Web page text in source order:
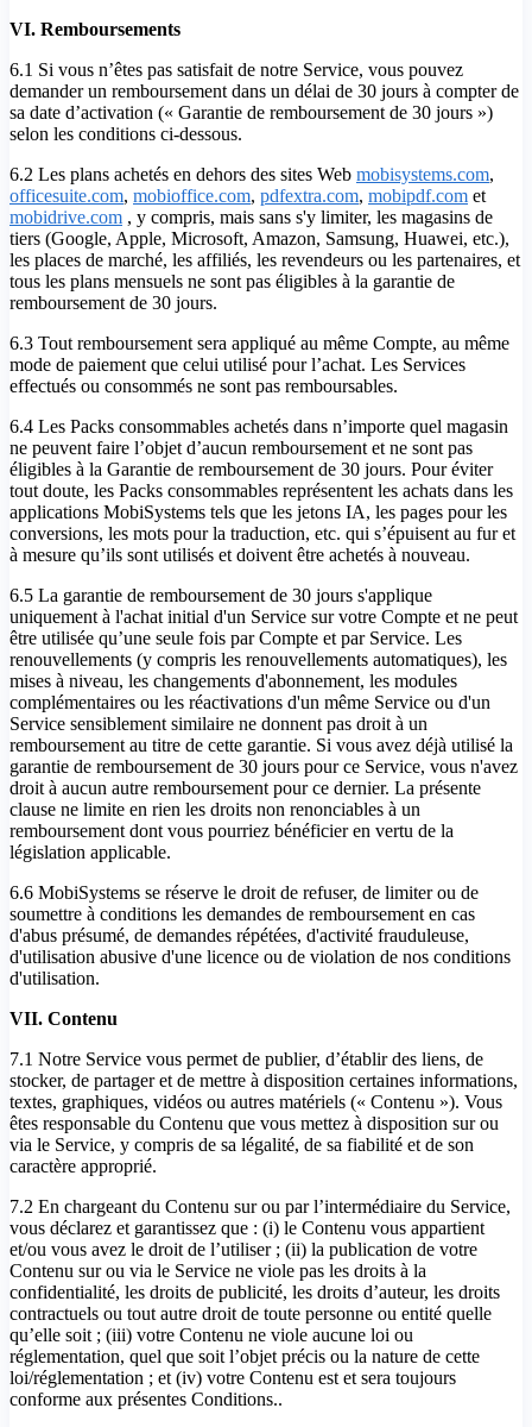
VI. Remboursements
6.1 Si vous n’êtes pas satisfait de notre Service, vous pouvez
demander un remboursement dans un délai de 30 jours à compter de
sa date d’activation (« Garantie de remboursement de 30 jours »)
selon les conditions ci-dessous.
6.2 Les plans achetés en dehors des sites Web mobisystems.com,
officesuite.com, mobioffice.com, pdfextra.com, mobipdf.com et
mobidrive.com , y compris, mais sans s'y limiter, les magasins de
tiers (Google, Apple, Microsoft, Amazon, Samsung, Huawei, etc.),
les places de marché, les affiliés, les revendeurs ou les partenaires, et
tous les plans mensuels ne sont pas éligibles à la garantie de
remboursement de 30 jours.
6.3 Tout remboursement sera appliqué au même Compte, au même
mode de paiement que celui utilisé pour l’achat. Les Services
effectués ou consommés ne sont pas remboursables.
6.4 Les Packs consommables achetés dans n’importe quel magasin
ne peuvent faire l’objet d’aucun remboursement et ne sont pas
éligibles à la Garantie de remboursement de 30 jours. Pour éviter
tout doute, les Packs consommables représentent les achats dans les
applications MobiSystems tels que les jetons IA, les pages pour les
conversions, les mots pour la traduction, etc. qui s’épuisent au fur et
à mesure qu’ils sont utilisés et doivent être achetés à nouveau.
6.5 La garantie de remboursement de 30 jours s'applique
uniquement à l'achat initial d'un Service sur votre Compte et ne peut
être utilisée qu’une seule fois par Compte et par Service. Les
renouvellements (y compris les renouvellements automatiques), les
mises à niveau, les changements d'abonnement, les modules
complémentaires ou les réactivations d'un même Service ou d'un
Service sensiblement similaire ne donnent pas droit à un
remboursement au titre de cette garantie. Si vous avez déjà utilisé la
garantie de remboursement de 30 jours pour ce Service, vous n'avez
droit à aucun autre remboursement pour ce dernier. La présente
clause ne limite en rien les droits non renonciables à un
remboursement dont vous pourriez bénéficier en vertu de la
législation applicable.
6.6 MobiSystems se réserve le droit de refuser, de limiter ou de
soumettre à conditions les demandes de remboursement en cas
d'abus présumé, de demandes répétées, d'activité frauduleuse,
d'utilisation abusive d'une licence ou de violation de nos conditions
d'utilisation.
VII. Contenu
7.1 Notre Service vous permet de publier, d’établir des liens, de
stocker, de partager et de mettre à disposition certaines informations,
textes, graphiques, vidéos ou autres matériels (« Contenu »). Vous
êtes responsable du Contenu que vous mettez à disposition sur ou
via le Service, y compris de sa légalité, de sa fiabilité et de son
caractère approprié.
7.2 En chargeant du Contenu sur ou par l’intermédiaire du Service,
vous déclarez et garantissez que : (i) le Contenu vous appartient
et/ou vous avez le droit de l’utiliser ; (ii) la publication de votre
Contenu sur ou via le Service ne viole pas les droits à la
confidentialité, les droits de publicité, les droits d’auteur, les droits
contractuels ou tout autre droit de toute personne ou entité quelle
qu’elle soit ; (iii) votre Contenu ne viole aucune loi ou
réglementation, quel que soit l’objet précis ou la nature de cette
loi/réglementation ; et (iv) votre Contenu est et sera toujours
conforme aux présentes Conditions..